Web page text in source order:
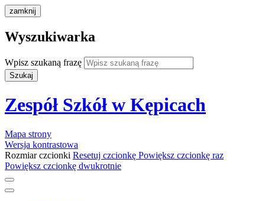
zamknij
Wyszukiwarka
Wpisz szukaną frazę
Szukaj
Zespół Szkół w Kępicach
Mapa strony
Wersja kontrastowa
Rozmiar czcionki Resetuj czcionkę Powiększ czcionkę raz
Powiększ czcionkę dwukrotnie